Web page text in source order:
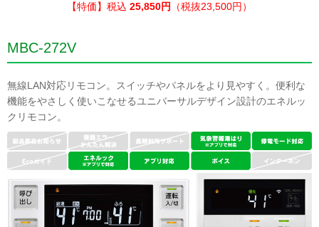
【特価】税込 25,850円 （税抜23,500円）
MBC-272V
無線LAN対応リモコン。スイッチやパネルをより見やすく。便利な
機能をやさしく使いこなせるユニバーサルデザイン設計のエネルッ
クリモコン。